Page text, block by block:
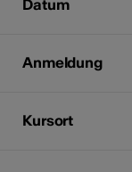
Datum
Anmeldung
Kursort